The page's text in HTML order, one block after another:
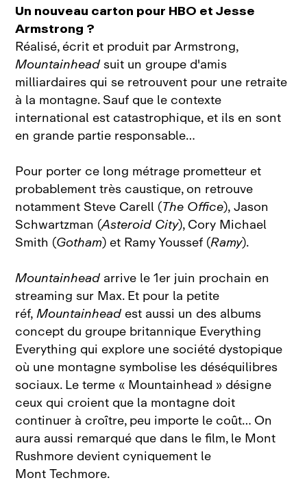
Un nouveau carton pour HBO et Jesse
Armstrong ?
Réalisé, écrit et produit par Armstrong,
Mountainheadsuit un groupe d'amis
milliardaires qui se retrouvent pour une retraite
à la montagne. Sauf que le contexte
international est catastrophique, et ils en sont
en grande partie responsable…
Pour porter ce long métrage prometteur et
probablement très caustique, on retrouve
notamment Steve Carell (The Office), Jason
Schwartzman (Asteroid City), Cory Michael
Smith (Gotham) et Ramy Youssef (Ramy).
Mountainheadarrive le 1er juin prochain en
streaming sur Max. Et pour la petite
réf,Mountainheadest aussi un des albums
concept du groupe britannique Everything
Everything qui explore une société dystopique
où une montagne symbolise les déséquilibres
sociaux. Le terme « Mountainhead » désigne
ceux qui croient que la montagne doit
continuer à croître, peu importe le coût… On
aura aussi remarqué que dans le film, le Mont
Rushmore devient cyniquement le
Mont Techmore.